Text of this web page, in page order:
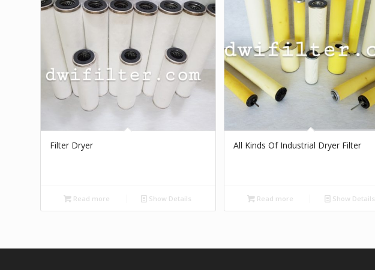
Filter Dryer
Read more Show Details
All Kinds Of Industrial Dryer Filter
Read more Show Details